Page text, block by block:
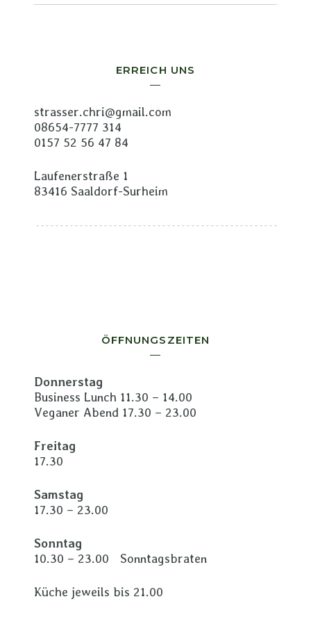
ERREICH UNS
strasser.chri@gmail.com
08654-7777 314
0157 52 56 47 84
Laufenerstraße 1
83416 Saaldorf-Surheim
ÖFFNUNGSZEITEN
Donnerstag
Business Lunch 11.30 – 14.00
Veganer Abend 17.30 – 23.00
Freitag
17.30
Samstag
17.30 – 23.00
Sonntag
10.30 – 23.00 Sonntagsbraten
Küche jeweils bis 21.00